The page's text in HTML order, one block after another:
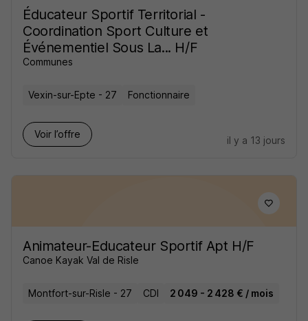
Éducateur Sportif Territorial -
Coordination Sport Culture et
Événementiel Sous La... H/F
Communes
Vexin-sur-Epte - 27 Fonctionnaire
Voir l’offre
il y a 13 jours
Animateur-Educateur Sportif Apt H/F
Canoe Kayak Val de Risle
Montfort-sur-Risle - 27 CDI 2 049 - 2 428 € / mois